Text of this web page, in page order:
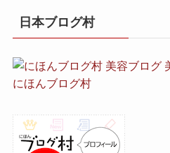
日本ブログ村
にほんブログ村